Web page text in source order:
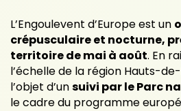
L’Engoulevent d’Europe est un
crépusculaire et nocturne,
territoire de mai à août. En
l’échelle de la région Hauts-
l’objet d’unsuivi par le Parc
le cadre du programme